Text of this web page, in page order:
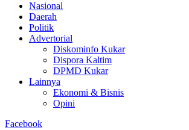
Nasional
Daerah
Politik
Advertorial
Diskominfo Kukar
Dispora Kaltim
DPMD Kukar
Lainnya
Ekonomi & Bisnis
Opini
Facebook